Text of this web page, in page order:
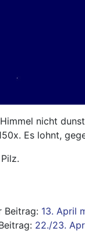
nicht
Es lohnt,
13. April
22./23.